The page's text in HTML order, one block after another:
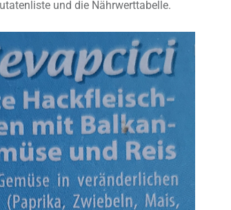
und die Nährwerttabelle.